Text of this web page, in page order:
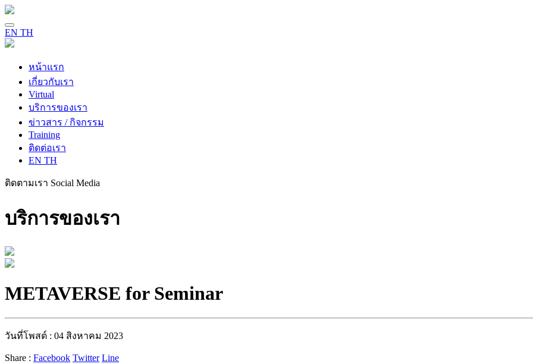
EN TH
หน้าแรก
เกี่ยวกับเรา
Virtual
บริการของเรา
ข่าวสาร / กิจกรรม
Training
ติดต่อเรา
EN TH
ติดตามเรา Social Media
บริการของเรา
METAVERSE for Seminar
วันที่โพสต์ : 04 สิงหาคม 2023
Share : Facebook Twitter Line